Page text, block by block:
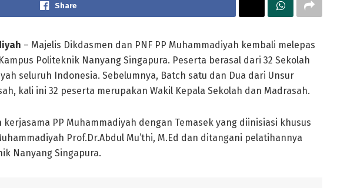
Share
– Majelis Dikdasmen dan PNF PP Muhammadiyah kembali melepas
Politeknik Nanyang Singapura. Peserta berasal dari 32 Sekolah
seluruh Indonesia. Sebelumnya, Batch satu dan Dua dari Unsur
kali ini 32 peserta merupakan Wakil Kepala Sekolah dan Madrasah.
kerjasama PP Muhammadiyah dengan Temasek yang diinisiasi khusus
Prof.Dr.Abdul Mu’thi, M.Ed dan ditangani pelatihannya
Nanyang Singapura.